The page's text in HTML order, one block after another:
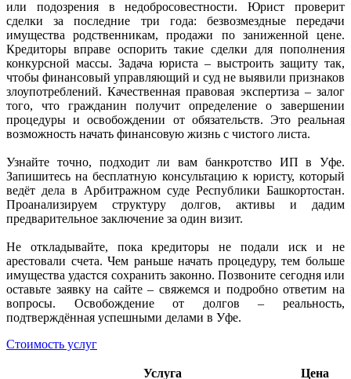
или подозрения в недобросовестности. Юрист проверит
сделки за последние три года: безвозмездные передачи
имущества родственникам, продажи по заниженной цене.
Кредиторы вправе оспорить такие сделки для пополнения
конкурсной массы. Задача юриста – выстроить защиту так,
чтобы финансовый управляющий и суд не выявили признаков
злоупотреблений. Качественная правовая экспертиза – залог
того, что гражданин получит определение о завершении
процедуры и освобождении от обязательств. Это реальная
возможность начать финансовую жизнь с чистого листа.
Узнайте точно, подходит ли вам банкротство ИП в Уфе.
Запишитесь на бесплатную консультацию к юристу, который
ведёт дела в Арбитражном суде Республики Башкортостан.
Проанализируем структуру долгов, активы и дадим
предварительное заключение за один визит.
Не откладывайте, пока кредиторы не подали иск и не
арестовали счета. Чем раньше начать процедуру, тем больше
имущества удастся сохранить законно. Позвоните сегодня или
оставьте заявку на сайте – свяжемся и подробно ответим на
вопросы. Освобождение от долгов – реальность,
подтверждённая успешными делами в Уфе.
Стоимость услуг
Услуга
Цена